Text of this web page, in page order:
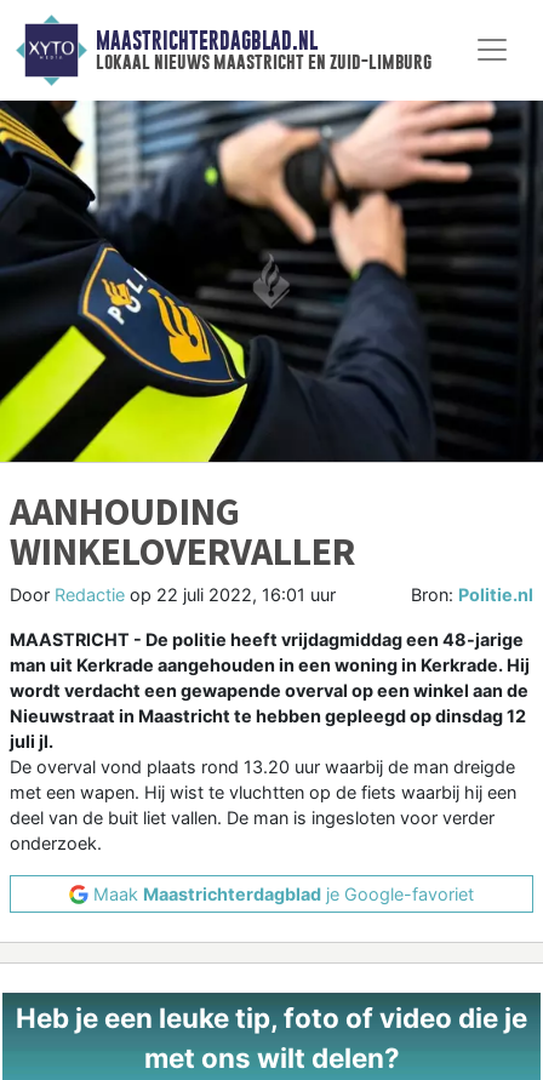
MAASTRICHTERDAGBLAD.NL
lokaal nieuws maastricht en zuid-limburg
AANHOUDING
WINKELOVERVALLER
Door Redactie op 22 juli 2022, 16:01 uur Bron: Politie.nl
MAASTRICHT - De politie heeft vrijdagmiddag een 48-jarige
man uit Kerkrade aangehouden in een woning in Kerkrade. Hij
wordt verdacht een gewapende overval op een winkel aan de
Nieuwstraat in Maastricht te hebben gepleegd op dinsdag 12
juli jl.
De overval vond plaats rond 13.20 uur waarbij de man dreigde
met een wapen. Hij wist te vluchtten op de fiets waarbij hij een
deel van de buit liet vallen. De man is ingesloten voor verder
onderzoek.
Maak Maastrichterdagblad je Google-favoriet
Heb je een leuke tip, foto of video die je
met ons wilt delen?